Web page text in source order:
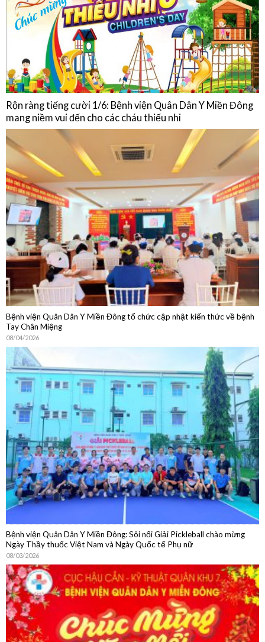
Rộn ràng tiếng cười 1/6: Bệnh viện Quân Dân Y Miền Đông
mang niềm vui đến cho các cháu thiếu nhi
Bệnh viện Quân Dân Y Miền Đông tổ chức cập nhật kiến thức về bệnh
Tay Chân Miệng
08/04/2026
Bệnh viện Quân Dân Y Miền Đông: Sôi nổi Giải Pickleball chào mừng
Ngày Thầy thuốc Việt Nam và Ngày Quốc tế Phụ nữ
08/03/2026